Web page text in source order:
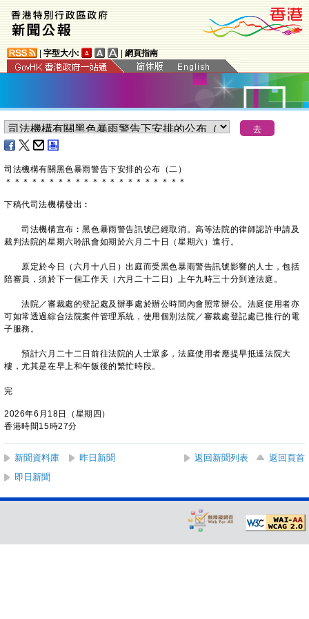
字型大小: 網頁指南
司法機構有關黑色暴雨警告下安排的公布（二）
＊ ＊ ＊ ＊ ＊ ＊ ＊ ＊ ＊ ＊ ＊ ＊ ＊ ＊ ＊ ＊ ＊ ＊ ＊ ＊ ＊
下稿代司法機構發出︰
司法機構宣布︰黑色暴雨警告訊號已經取消。高等法院的律師認許申請及
裁判法院的星期六聆訊會如期於六月二十日（星期六）進行。
原定於今日（六月十八日）出庭而受黑色暴雨警告訊號影響的人士，包括
陪審員，須於下一個工作天（六月二十二日）上午九時三十分到達法庭。
法院／審裁處的登記處及辦事處於辦公時間內會照常辦公。法庭使用者亦
可如常透過綜合法院案件管理系統，使用個別法院／審裁處登記處已推行的電
子服務。
預計六月二十二日前往法院的人士眾多，法庭使用者應提早抵達法院大
樓，尤其是在早上和午飯後的繁忙時段。
完
2026年6月18日（星期四）
香港時間15時27分
新聞資料庫 昨日新聞 返回新聞列表
返回頁首
即日新聞